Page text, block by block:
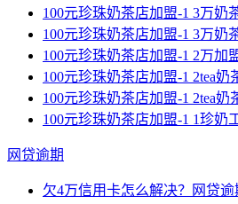
100元珍珠奶茶店加盟-1 3万奶
100元珍珠奶茶店加盟-1 3万奶
100元珍珠奶茶店加盟-1 2万加
100元珍珠奶茶店加盟-1 2tea奶
100元珍珠奶茶店加盟-1 2tea奶
100元珍珠奶茶店加盟-1 1珍奶
网贷逾期
欠4万信用卡怎么解决？网贷逾